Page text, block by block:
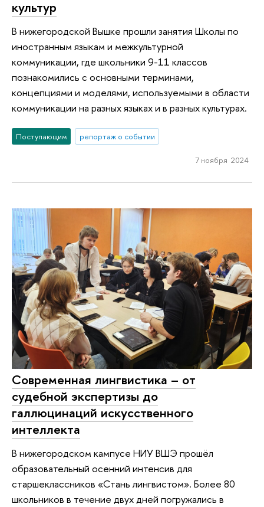
культур
В нижегородской Вышке прошли занятия Школы по
иностранным языкам и межкультурной
коммуникации, где школьники 9-11 классов
познакомились с основными терминами,
концепциями и моделями, используемыми в области
коммуникации на разных языках и в разных культурах.
Поступающим репортаж о событии
7 ноября 2024
Современная лингвистика – от
судебной экспертизы до
галлюцинаций искусственного
интеллекта
В нижегородском кампусе НИУ ВШЭ прошёл
образовательный осенний интенсив для
старшеклассников «Стань лингвистом». Более 80
школьников в течение двух дней погружались в